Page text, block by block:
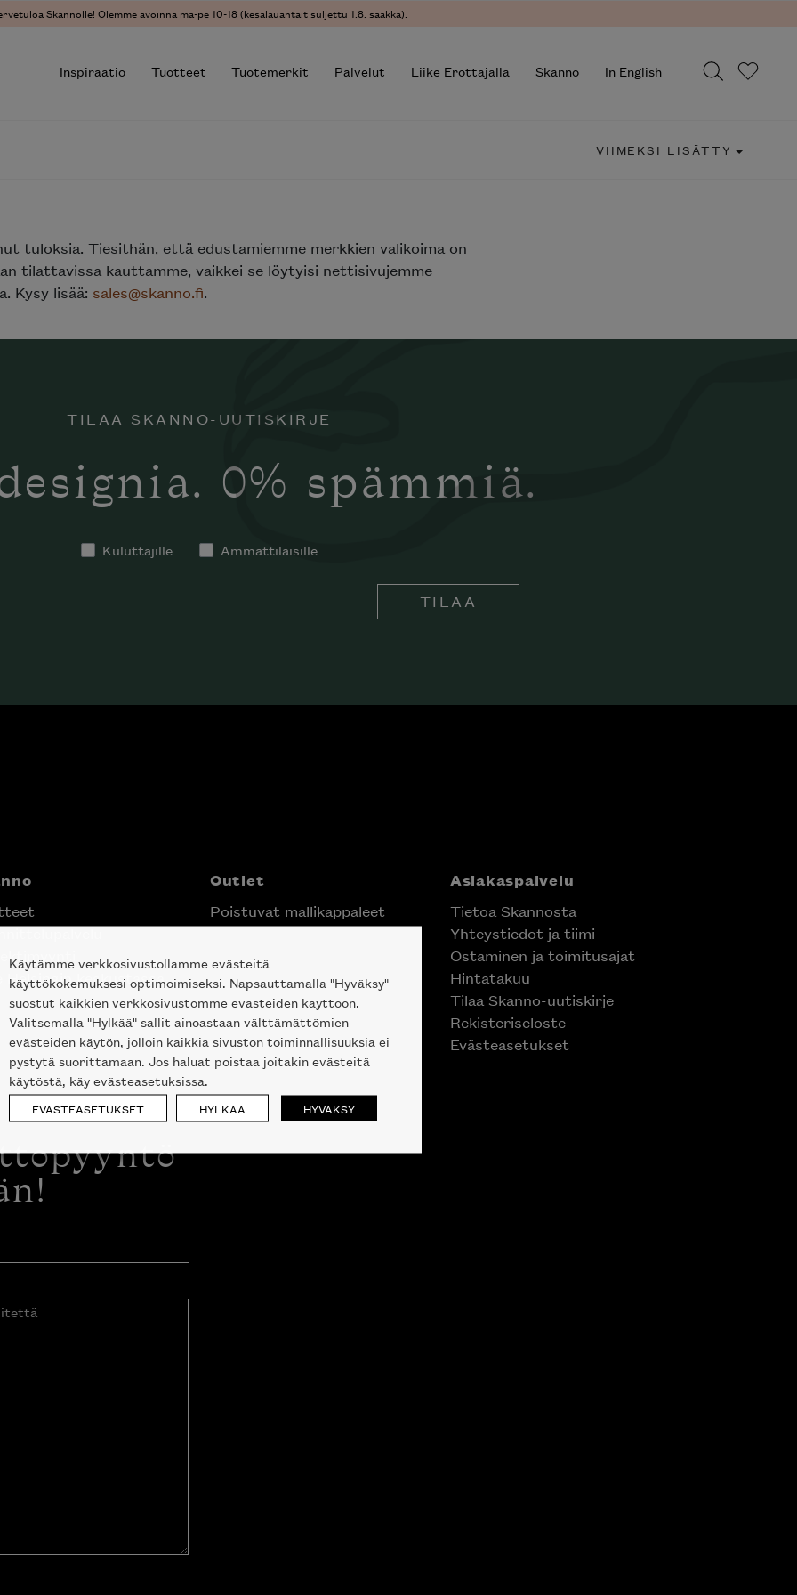
Skannolle! Olemme avoinna ma-pe 10-18 (kesälauantait suljettu 1.8. saakka).
Inspiraatio Tuotteet Tuotemerkit Palvelut Liike Erottajalla Skanno In English
VIIMEKSI LISÄTTY
tuloksia. Tiesithän, että edustamiemme merkkien valikoima on
tilattavissa kauttamme, vaikkei se löytyisi nettisivujemme
Kysy lisää: sales@skanno.fi.
TILAA SKANNO-UUTISKIRJE
0% spämmiä.
Kuluttajille Ammattilaisille
TILAA
Helsingin keskustassa
Outlet
Poistuvat mallikappaleet
Asiakaspalvelu
Tietoa Skannosta
Yhteystiedot ja tiimi
Ostaminen ja toimitusajat
Hintatakuu
Tilaa Skanno-uutiskirje
Rekisteriseloste
Evästeasetukset
Käytämme verkkosivustollamme evästeitä
käyttökokemuksesi optimoimiseksi. Napsauttamalla "Hyväksy"
suostut kaikkien verkkosivustomme evästeiden käyttöön.
Valitsemalla "Hylkää" sallit ainoastaan välttämättömien
evästeiden käytön, jolloin kaikkia sivuston toiminnallisuuksia ei
pystytä suorittamaan. Jos haluat poistaa joitakin evästeitä
käytöstä, käy evästeasetuksissa.
EVÄSTEASETUKSET HYLKÄÄ HYVÄKSY